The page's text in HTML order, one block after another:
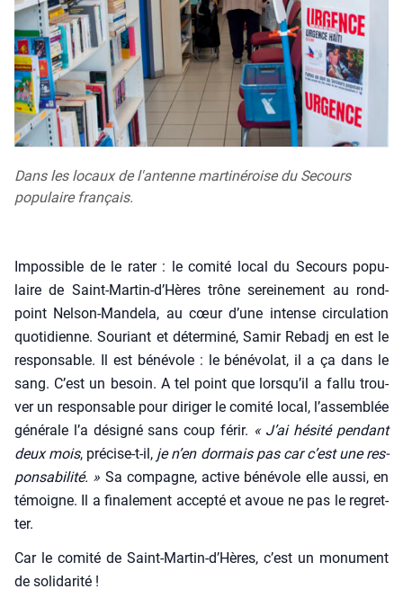
Dans les locaux de l'antenne martinéroise du Secours
populaire français.
Impos­sible de le rater : le comi­té local du Secours popu­
laire de Saint-Martin‑d’Hères trône serei­ne­ment au rond-
point Nel­son-Man­de­la, au cœur d’une intense cir­cu­la­tion
quo­ti­dienne. Sou­riant et déter­mi­né, Samir Rebadj en est le
res­pon­sable. Il est béné­vole : le béné­vo­lat, il a ça dans le
sang. C’est un besoin. A tel point que lorsqu’il a fal­lu trou­
ver un res­pon­sable pour diri­ger le comi­té local, l’assemblée
géné­rale l’a dési­gné sans coup férir. « J’ai hési­té pen­dant
deux mois, pré­cise-t-il, je n’en dor­mais pas car c’est une res­
pon­sa­bi­li­té. » Sa com­pagne, active béné­vole elle aus­si, en
témoigne. Il a fina­le­ment accep­té et avoue ne pas le regret­
ter.
Car le comi­té de Saint-Martin‑d’Hères, c’est un monu­ment
de soli­da­ri­té !